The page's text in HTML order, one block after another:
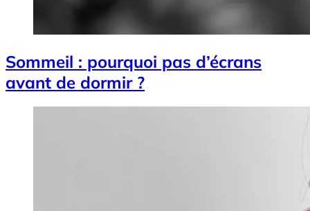
Sommeil : pourquoi pas d’écrans
avant de dormir ?